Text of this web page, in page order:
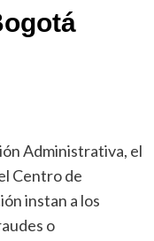
Administrativa, el
Centro de
instan a los
o